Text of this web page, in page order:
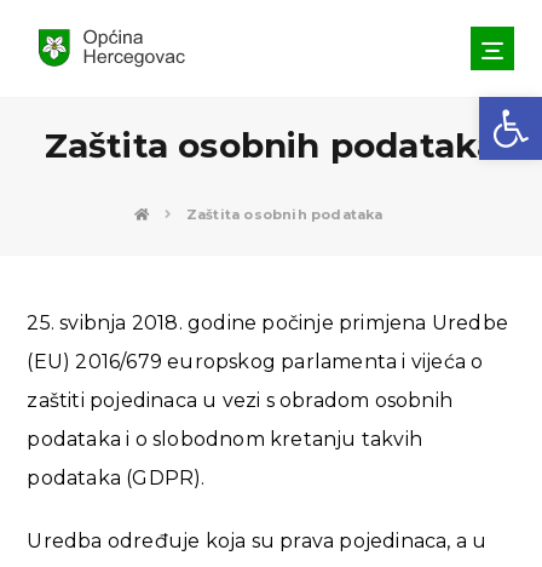
Open toolbar
Zaštita osobnih podataka
Zaštita osobnih podataka
25. svibnja 2018. godine počinje primjena Uredbe
(EU) 2016/679 europskog parlamenta i vijeća o
zaštiti pojedinaca u vezi s obradom osobnih
podataka i o slobodnom kretanju takvih
podataka (GDPR).
Uredba određuje koja su prava pojedinaca, a u